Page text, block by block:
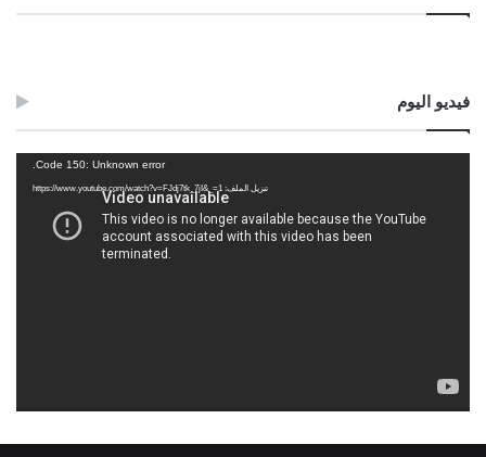
فيديو اليوم
Code 150: Unknown error.
تنزيل الملف: https://www.youtube.com/watch?v=FJdj7tk_7jI&_=1